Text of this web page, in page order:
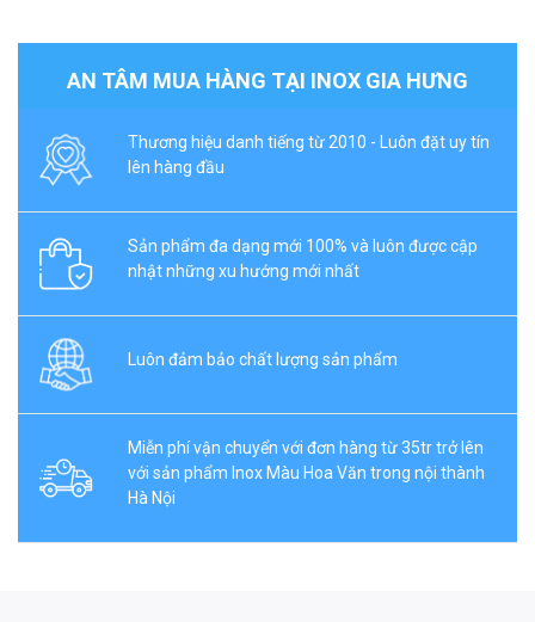
AN TÂM MUA HÀNG TẠI INOX GIA HƯNG
Thương hiệu danh tiếng từ 2010 - Luôn đặt uy tín
lên hàng đầu
Sản phẩm đa dạng mới 100% và luôn được cập
nhật những xu hướng mới nhất
Luôn đảm bảo chất lượng sản phẩm
Miễn phí vận chuyển với đơn hàng từ 35tr trở lên
với sản phẩm Inox Màu Hoa Văn trong nội thành
Hà Nội